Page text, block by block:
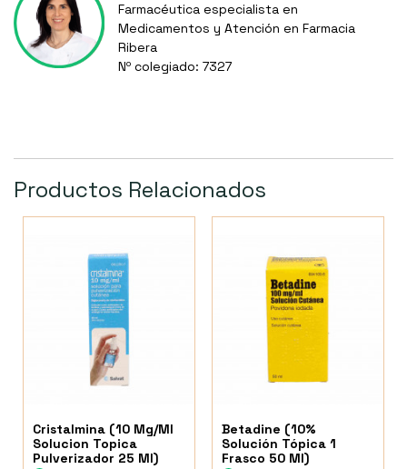
Farmacéutica especialista en
Medicamentos y Atención en Farmacia
Ribera
Nº colegiado: 7327
Productos Relacionados
Cristalmina (10 Mg/Ml
Solucion Topica
Pulverizador 25 Ml)
Betadine (10%
Solución Tópica 1
Frasco 50 Ml)